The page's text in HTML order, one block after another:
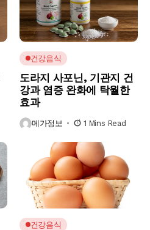
건강음식
도라지 사포닌, 기관지 건
강과 염증 완화에 탁월한
효과
메가정보 1 Mins Read
건강음식